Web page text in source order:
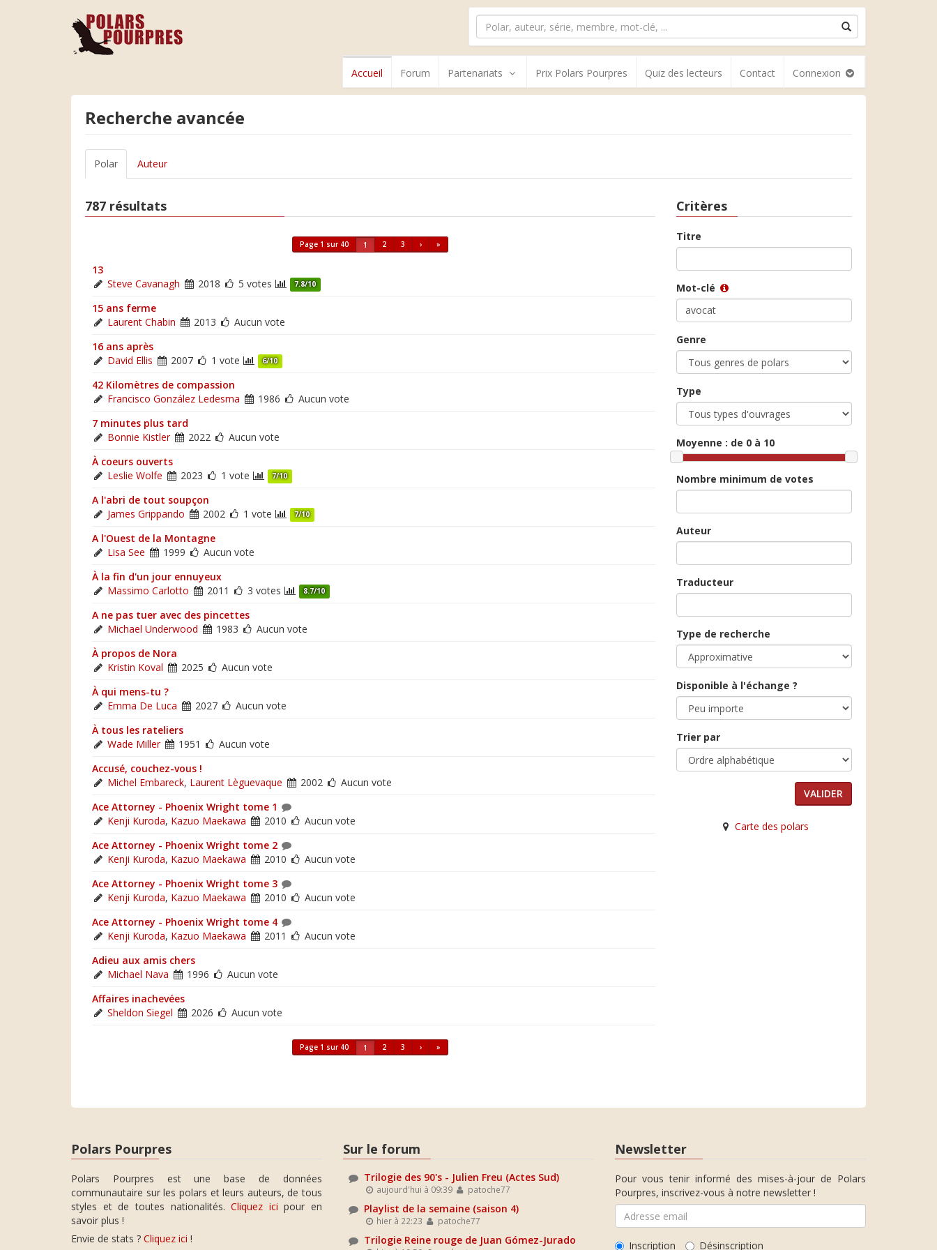
Accueil Forum Partenariats Prix Polars Pourpres Quiz des lecteurs Contact Connexion
Recherche avancée
Polar Auteur
787 résultats
Page 1 sur 40 1 2 3 › »
13
Steve Cavanagh
2018 5 votes 7.8/10
15 ans ferme
Laurent Chabin
2013
Aucun vote
16 ans après
David Ellis
2007 1 vote 6/10
42 Kilomètres de compassion
Francisco González Ledesma
1986
Aucun vote
7 minutes plus tard
Bonnie Kistler
2022
Aucun vote
À coeurs ouverts
Leslie Wolfe
2023 1 vote 7/10
A l'abri de tout soupçon
James Grippando
2002 1 vote 7/10
A l'Ouest de la Montagne
Lisa See
1999
Aucun vote
À la fin d'un jour ennuyeux
Massimo Carlotto
2011 3 votes 8.7/10
A ne pas tuer avec des pincettes
Michael Underwood
1983
Aucun vote
À propos de Nora
Kristin Koval
2025
Aucun vote
À qui mens-tu ?
Emma De Luca
2027
Aucun vote
À tous les rateliers
Wade Miller
1951
Aucun vote
Accusé, couchez-vous !
Michel Embareck, Laurent Lèguevaque 2002
Aucun vote
Ace Attorney - Phoenix Wright tome 1
Kenji Kuroda, Kazuo Maekawa 2010
Aucun vote
Ace Attorney - Phoenix Wright tome 2
Kenji Kuroda, Kazuo Maekawa 2010
Aucun vote
Ace Attorney - Phoenix Wright tome 3
Kenji Kuroda, Kazuo Maekawa 2010
Aucun vote
Ace Attorney - Phoenix Wright tome 4
Kenji Kuroda, Kazuo Maekawa 2011
Aucun vote
Adieu aux amis chers
Michael Nava
1996
Aucun vote
Affaires inachevées
Sheldon Siegel
2026 Aucun vote
Page 1 sur 40 1 2 3 › »
Critères
Titre
Mot-clé
Genre
Type
Moyenne : de 0 à 10
Nombre minimum de votes
Auteur
Traducteur
Type de recherche
Disponible à l'échange ?
Trier par
Carte des polars
Polars Pourpres
Polars Pourpres est une base de données
communautaire sur les polars et leurs auteurs, de tous
styles et de toutes nationalités.Cliquez ici pour en
savoir plus !
Envie de stats ? Cliquez ici !
Sur le forum
Trilogie des 90's - Julien Freu (Actes Sud)
aujourd'hui à 09:39 patoche77
Playlist de la semaine (saison 4)
hier à 22:23 patoche77
Trilogie Reine rouge de Juan Gómez-Jurado
Newsletter
Pour vous tenir informé des mises-à-jour de Polars
Pourpres, inscrivez-vous à notre newsletter !
Inscription Désinscription